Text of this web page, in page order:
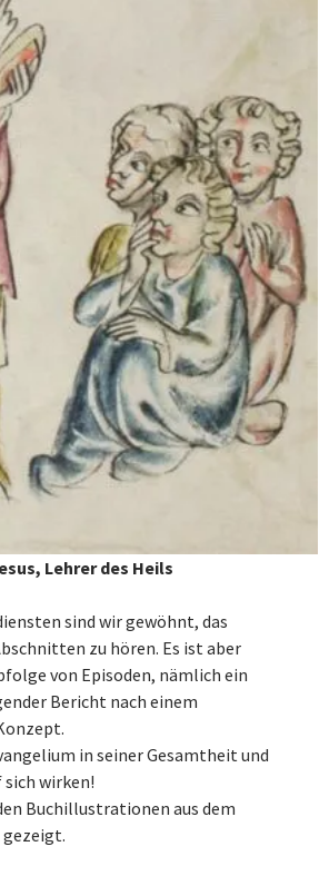
Lehrer des Heils
sind wir gewöhnt, das
zu hören. Es ist aber
von Episoden, nämlich ein
Bericht nach einem
in seiner Gesamtheit und
sich wirken!
Buchillustrationen aus dem
gezeigt.